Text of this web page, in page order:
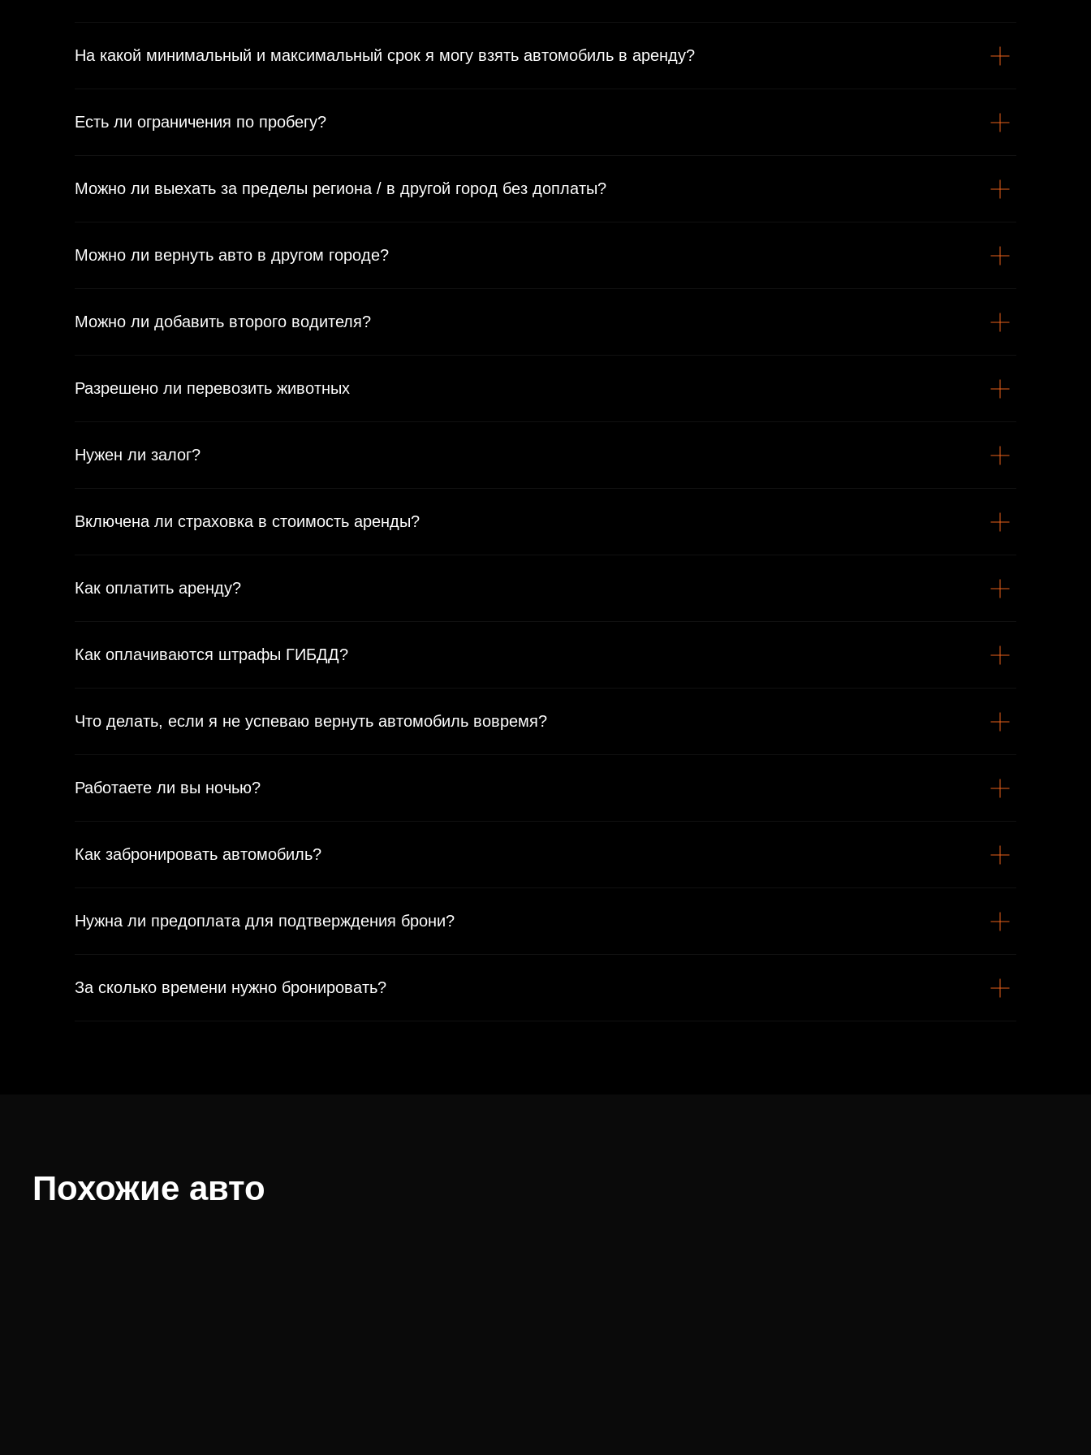
На какой минимальный и максимальный срок я могу взять автомобиль в аренду?
Есть ли ограничения по пробегу?
Можно ли выехать за пределы региона / в другой город без доплаты?
Можно ли вернуть авто в другом городе?
Можно ли добавить второго водителя?
Разрешено ли перевозить животных
Нужен ли залог?
Включена ли страховка в стоимость аренды?
Как оплатить аренду?
Как оплачиваются штрафы ГИБДД?
Что делать, если я не успеваю вернуть автомобиль вовремя?
Работаете ли вы ночью?
Как забронировать автомобиль?
Нужна ли предоплата для подтверждения брони?
За сколько времени нужно бронировать?
Похожие авто